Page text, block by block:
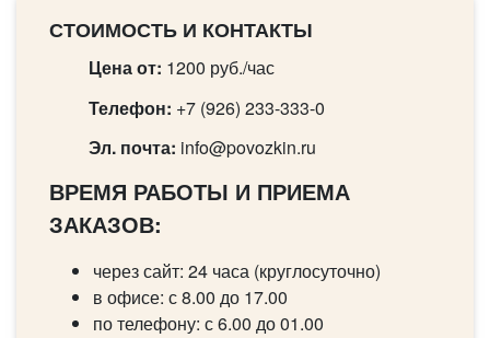
СТОИМОСТЬ И КОНТАКТЫ
Цена от: 1200 руб./час
Телефон: +7 (926) 233-333-0
Эл. почта: info@povozkin.ru
ВРЕМЯ РАБОТЫ И ПРИЕМА
ЗАКАЗОВ:
через сайт: 24 часа (круглосуточно)
в офисе: с 8.00 до 17.00
по телефону: с 6.00 до 01.00